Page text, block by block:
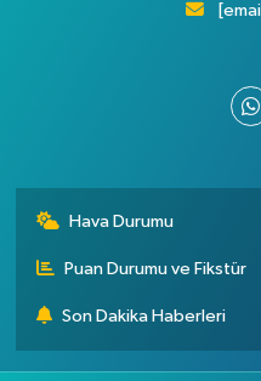
Hava Durumu
Puan Durumu ve Fikstür
Son Dakika Haberleri